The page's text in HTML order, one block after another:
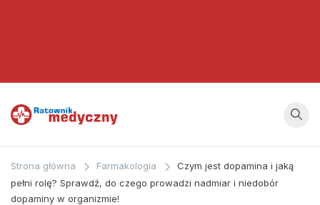
Ratownik
Medyczny
zagadnieniom z
dziedziny
Strona główna Farmakologia
Czym jest dopamina i jaką
pełni rolę? Sprawdź, do czego prowadzi nadmiar i niedobór
dopaminy w organizmie!